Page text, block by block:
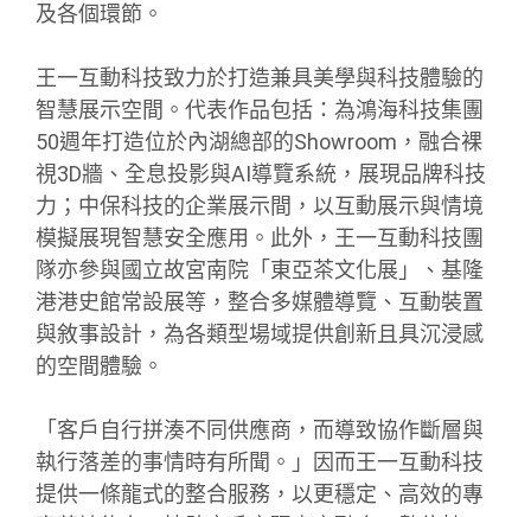
及各個環節。
王一互動科技致力於打造兼具美學與科技體驗的
智慧展示空間。代表作品包括：為鴻海科技集團
50週年打造位於內湖總部的Showroom，融合裸
視3D牆、全息投影與AI導覽系統，展現品牌科技
力；中保科技的企業展示間，以互動展示與情境
模擬展現智慧安全應用。此外，王一互動科技團
隊亦參與國立故宮南院「東亞茶文化展」、基隆
港港史館常設展等，整合多媒體導覽、互動裝置
與敘事設計，為各類型場域提供創新且具沉浸感
的空間體驗。
「客戶自行拼湊不同供應商，而導致協作斷層與
執行落差的事情時有所聞。」因而王一互動科技
提供一條龍式的整合服務，以更穩定、高效的專